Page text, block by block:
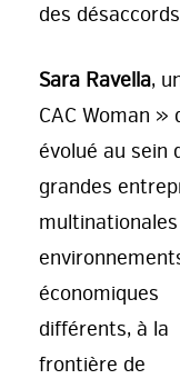
des
Sara Ravella,
CAC Woman »
évolué au sein
grandes
économiques
différents, à la
frontière de